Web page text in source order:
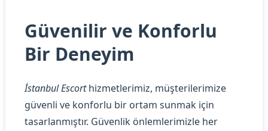
Güvenilir ve Konforlu
Bir Deneyim
İstanbul Escorthizmetlerimiz, müşterilerimize
güvenli ve konforlu bir ortam sunmak için
tasarlanmıştır. Güvenlik önlemlerimizle her